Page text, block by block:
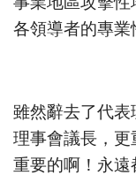
各領導者的專業
雖然辭去了代
理事會議長，
重要的啊！永遠